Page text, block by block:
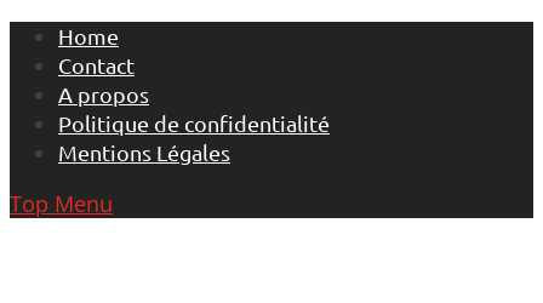
Skip
content
Home
Contact
A propos
Politique de confidentialité
Mentions Légales
Top Menu